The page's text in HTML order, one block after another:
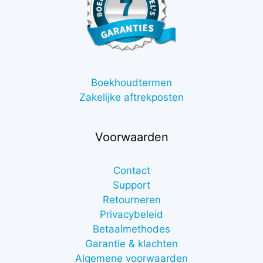
Boekhoudtermen
Zakelijke aftrekposten
Voorwaarden
Contact
Support
Retourneren
Privacybeleid
Betaalmethodes
Garantie & klachten
Algemene voorwaarden